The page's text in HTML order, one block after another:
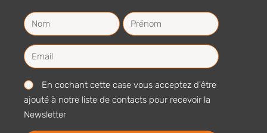
En cochant cette case vous acceptez d'être
ajouté à notre liste de contacts pour recevoir la
Newsletter